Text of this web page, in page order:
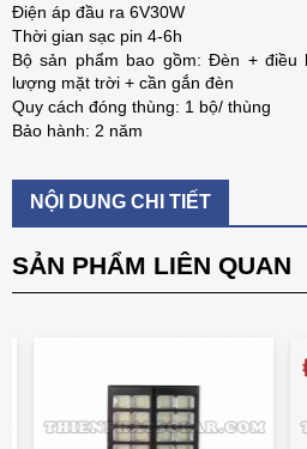
Điện áp đầu ra 6V30W
Thời gian sạc pin 4-6h
Bộ sản phẩm bao gồm: Đèn +
lượng mặt trời + cần gắn đèn
Quy cách đóng thùng: 1 bộ/ thùng
Bảo hành: 2 năm
NỘI DUNG CHI TIẾT
SẢN PHẨM LIÊN QUAN